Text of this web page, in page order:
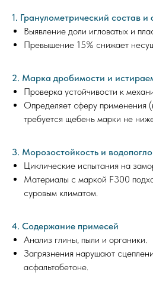
1. Гранулометрический состав
Выявление доли игловатых и
Превышение 15% снижает
2. Марка дробимости и
Проверка устойчивости к
Определяет сферу применения
требуется щебень марки не
3. Морозостойкость и
Циклические испытания на
Материалы с маркой F300
суровым климатом.
4. Содержание примесей
Анализ глины, пыли и органики.
Загрязнения нарушают
асфальтобетоне.